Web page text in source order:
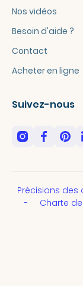
Nos vidéos
Besoin d'aide ?
Contact
Acheter en ligne
Suivez-nous
Précisions des
Charte